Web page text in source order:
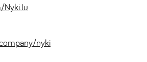
Nyki.lu
nyki